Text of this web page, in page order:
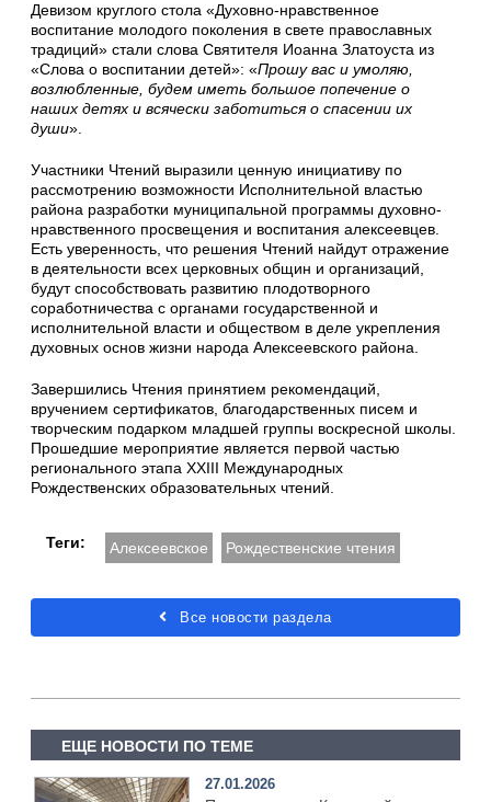
Девизом круглого стола «Духовно-нравственное
воспитание молодого поколения в свете православных
традиций» стали слова Святителя Иоанна Златоуста из
«Слова о воспитании детей»: «Прошу вас и умоляю,
возлюбленные, будем иметь большое попечение о
наших детях и всячески заботиться о спасении их
души».
Участники Чтений выразили ценную инициативу по
рассмотрению возможности Исполнительной властью
района разработки муниципальной программы духовно-
нравственного просвещения и воспитания алексеевцев.
Есть уверенность, что решения Чтений найдут отражение
в деятельности всех церковных общин и организаций,
будут способствовать развитию плодотворного
соработничества с органами государственной и
исполнительной власти и обществом в деле укрепления
духовных основ жизни народа Алексеевского района.
Завершились Чтения принятием рекомендаций,
вручением сертификатов, благодарственных писем и
творческим подарком младшей группы воскресной школы.
Прошедшие мероприятие является первой частью
регионального этапа XXIII Международных
Рождественских образовательных чтений.
Теги: Алексеевское Рождественские чтения
Все новости раздела
ЕЩЕ НОВОСТИ ПО ТЕМЕ
27.01.2026